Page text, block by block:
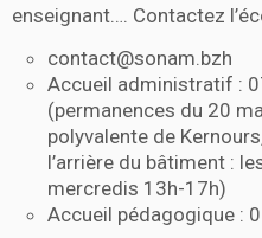
enseignant…. Contactez
contact@sonam.bzh
Accueil administratif :
(permanences du 20
polyvalente de
l’arrière du bâtiment :
mercredis 13h-17h)
Accueil pédagogique :